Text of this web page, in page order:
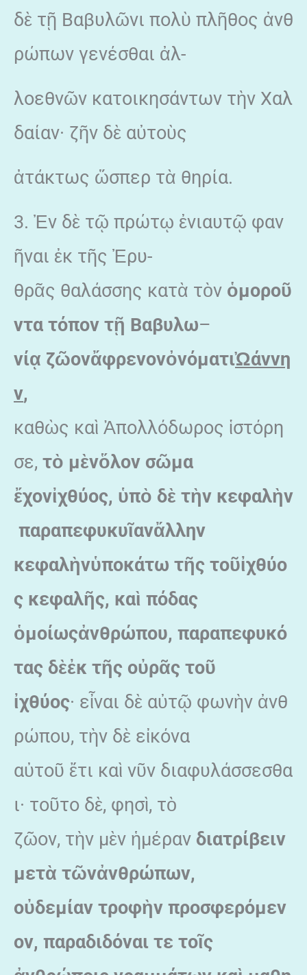
δὲ τῇ Βαβυλῶνι πολὺ πλῆθος ἀνθ
ρώπων γενέσθαι ἀλ-
λοεθνῶν κατοικησάντων τὴν Χαλ
δαίαν· ζῆν δὲ αὐτοὺς
ἀτάκτως ὥσπερ τὰ θηρία.
3. Ἐν δὲ τῷ πρώτῳ ἐνιαυτῷ φαν
ῆναι ἐκ τῆς Ἐρυ-
θρᾶς θαλάσσης κατὰ τὸν ὁμοροῦ
ντα τόπον τῇ Βαβυλω–
νίᾳ ζῶονἄφρενονὀνόματιὨάννη
ν,
καθὼς καὶ Ἀπολλόδωρος ἱστόρη
σε, τὸ μὲνὅλον σῶμα
ἔχονἰχθύος, ὑπὸ δὲ τὴν κεφαλὴν
παραπεφυκυῖανἄλλην
κεφαλὴνὑποκάτω τῆς τοῦἰχθύο
ς κεφαλῆς, καὶ πόδας
ὁμοίωςἀνθρώπου, παραπεφυκό
τας δὲἐκ τῆς οὐρᾶς τοῦ
ἰχθύος· εἶναι δὲ αὐτῷ φωνὴν ἀνθ
ρώπου, τὴν δὲ εἰκόνα
αὐτοῦ ἔτι καὶ νῦν διαφυλάσσεσθα
ι· τοῦτο δὲ, φησὶ, τὸ
ζῶον, τὴν μὲν ἡμέραν διατρίβειν
μετὰ τῶνἀνθρώπων,
οὐδεμίαν τροφὴν προσφερόμεν
ον, παραδιδόναι τε τοῖς